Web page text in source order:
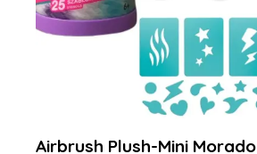
Airbrush Plush-Mini Morado